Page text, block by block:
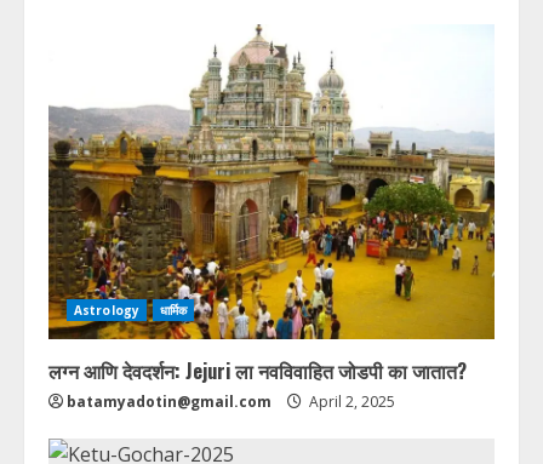
Astrology धार्मिक
लग्न आणि देवदर्शन: Jejuri ला नवविवाहित जोडपी का जातात?
batamyadotin@gmail.com April 2, 2025